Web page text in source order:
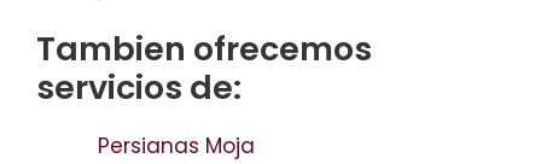
Tambien ofrecemos
servicios de:
Persianas Moja